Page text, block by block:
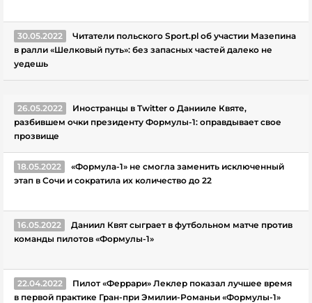
30.05.2022
Читатели польского Sport.pl об участии Мазепина
в ралли «Шелковый путь»: без запасных частей далеко не
уедешь
26.05.2022
Иностранцы в Twitter о Данииле Квяте,
разбившем очки президенту Формулы-1: оправдывает свое
прозвище
18.05.2022
«Формула-1» не смогла заменить исключенный
этап в Сочи и сократила их количество до 22
16.05.2022
Даниил Квят сыграет в футбольном матче против
команды пилотов «Формулы-1»
22.04.2022
Пилот «Феррари» Леклер показал лучшее время
в первой практике Гран-при Эмилии-Романьи «Формулы-1»